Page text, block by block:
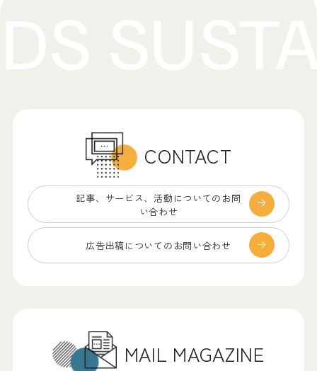
CONTACT
記事、サービス、 活動についてのお問
い合わせ
広告出稿についての お問い合わせ
MAIL MAGAZINE